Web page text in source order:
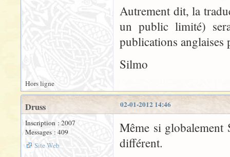
Autrement dit, la
un public limité)
publications anglaises
Silmo
Hors ligne
02-01-2012 14:46
Druss
Inscription : 2007
Messages : 409
Site Web
Même si
différent.